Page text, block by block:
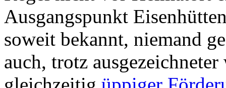
Ausgangspunkt
soweit bekannt, niemand
auch, trotz